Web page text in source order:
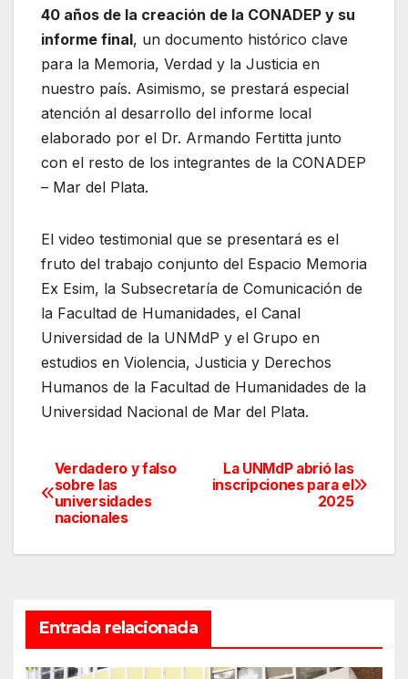
40 años de la creación de la CONADEP y su
informe final, un documento histórico clave
para la Memoria, Verdad y la Justicia en
nuestro país. Asimismo, se prestará especial
atención al desarrollo del informe local
elaborado por el Dr. Armando Fertitta junto
con el resto de los integrantes de la CONADEP
– Mar del Plata.
El video testimonial que se presentará es el
fruto del trabajo conjunto del Espacio Memoria
Ex Esim, la Subsecretaría de Comunicación de
la Facultad de Humanidades, el Canal
Universidad de la UNMdP y el Grupo en
estudios en Violencia, Justicia y Derechos
Humanos de la Facultad de Humanidades de la
Universidad Nacional de Mar del Plata.
Navegación
de
entradas
La UNMdP abrió las
inscripciones para el
2025
Verdadero y falso
sobre las
universidades
nacionales
Entrada relacionada